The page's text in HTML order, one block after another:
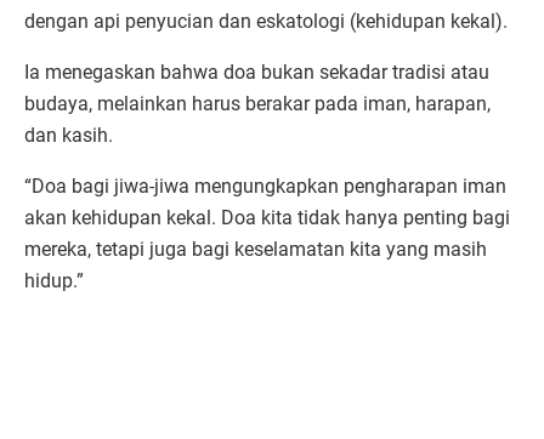
dengan api penyucian dan eskatologi (kehidupan kekal).
Ia menegaskan bahwa doa bukan sekadar tradisi atau
budaya, melainkan harus berakar pada iman, harapan,
dan kasih.
“Doa bagi jiwa-jiwa mengungkapkan pengharapan iman
akan kehidupan kekal. Doa kita tidak hanya penting bagi
mereka, tetapi juga bagi keselamatan kita yang masih
hidup.”